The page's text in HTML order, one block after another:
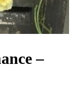
–